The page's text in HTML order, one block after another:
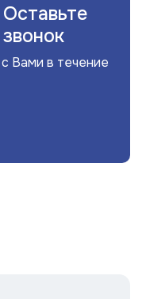
Вами в течение